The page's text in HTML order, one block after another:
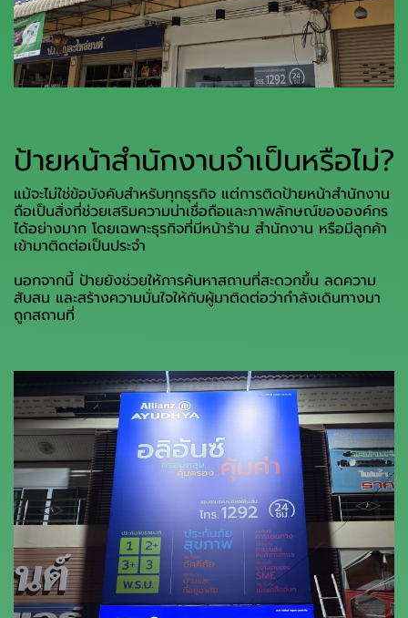
ป้ายหน้าสำนักงานจำเป็นหรือไม่?
แม้จะไม่ใช่ข้อบังคับสำหรับทุกธุรกิจ แต่การติดป้ายหน้าสำนักงาน
ถือเป็นสิ่งที่ช่วยเสริมความน่าเชื่อถือและภาพลักษณ์ขององค์กร
ได้อย่างมาก โดยเฉพาะธุรกิจที่มีหน้าร้าน สำนักงาน หรือมีลูกค้า
เข้ามาติดต่อเป็นประจำ
นอกจากนี้ ป้ายยังช่วยให้การค้นหาสถานที่สะดวกขึ้น ลดความ
สับสน และสร้างความมั่นใจให้กับผู้มาติดต่อว่ากำลังเดินทางมา
ถูกสถานที่